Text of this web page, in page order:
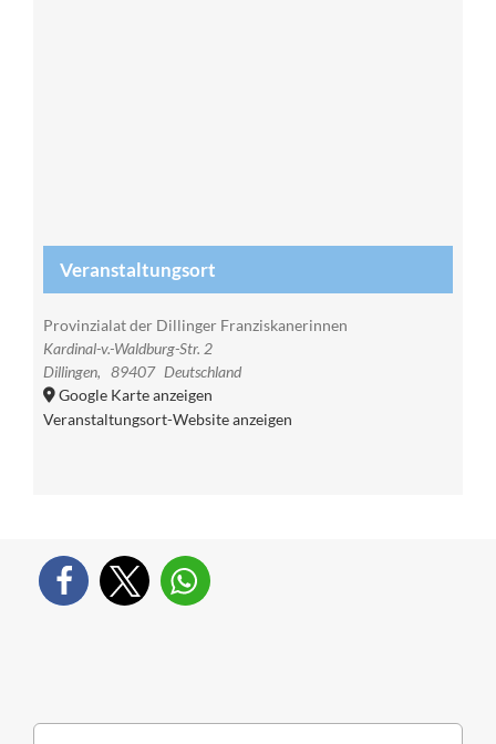
Veranstaltungsort
Provinzialat der Dillinger Franziskanerinnen
Kardinal-v.-Waldburg-Str. 2
Dillingen, 89407 Deutschland
Google Karte anzeigen
Veranstaltungsort-Website anzeigen
Suche